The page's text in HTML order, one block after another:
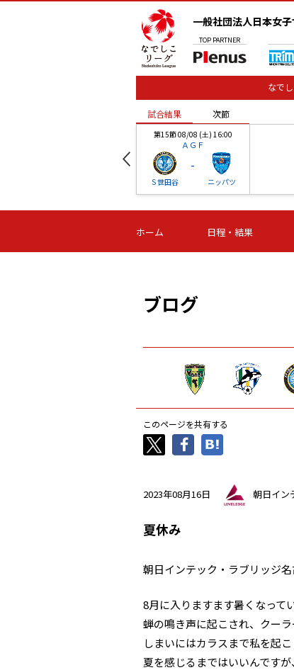
一般社団法人日本女
TOP PARTNER
なで
試合結果 次節
第15節 08/08 (土) 16:00
ＡＧＦ
Ｓ世田谷
-
ニッパツ
-
第16節 09/05 (土) 15:00
ニッパツ
-
第16
試合結果 次節
ホーム 日程・結果
ブログ
このページを共有する
2023年08月16日 朝日イン
夏休み
朝日インテック・ラブリッジ名
8月に入りますます暑くなって
蝉の鳴き声に起こされ、クー
しまいにはカラスまで私を起こ
夏を感じるまではいいんです